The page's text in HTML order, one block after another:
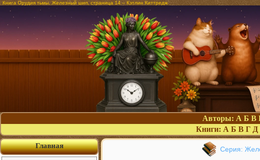
Книга Орудия тьмы. Железный шип, страница 14 – Кэтлин Киттредж
Авторы: А Б В
Книги: А Б В Г Д
Серия:
Главная